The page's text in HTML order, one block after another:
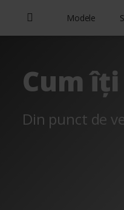
Modele
Cum îți
Din punct de